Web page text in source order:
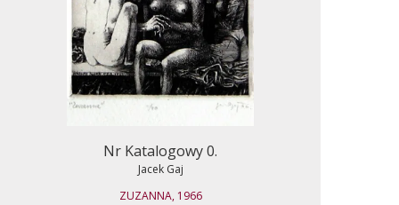
Nr Katalogowy 0.
Jacek Gaj
ZUZANNA, 1966